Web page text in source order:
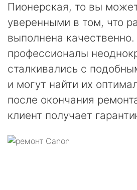
Пионерская, то вы
уверенными в том, что
выполнена
профессионалы
сталкивались с
и могут найти их
после окончания
клиент получает